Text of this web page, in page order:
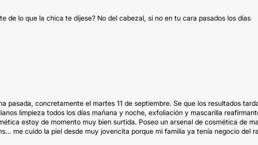
de lo que la chica te dijese? No del cabezal, si no en tu cara pasados los días
pasada, concretamente el martes 11 de septiembre. Se que los resultados
limpieza todos los días mañana y noche, exfoliación y mascarilla
estoy de momento muy bien surtida. Poseo un arsenal de cosmética de
me cuido la piel desde muy jovencita porque mi familia ya tenía negocio del